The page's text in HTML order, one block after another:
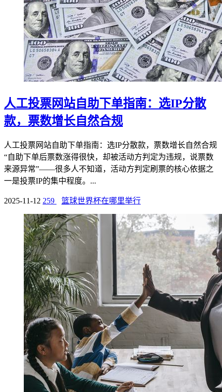
人工投票网站自助下单指南：选IP分散
款，票数增长自然合规
人工投票网站自助下单指南：选IP分散款，票数增长自然合规
“自助下单后票数涨得很快，却被活动方判定为违规，说票数
来源异常”——很多人不知道，活动方判定刷票的核心依据之
一是投票IP的集中程度。...
2025-11-12 259 篮球世界杯在哪里举行